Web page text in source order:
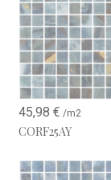
Il mosaico è
offrendo vantaggi
Contribuisce
Riduce l’uso
Diminuisce
tradizionale
45,98€ /m2
CORF25AY